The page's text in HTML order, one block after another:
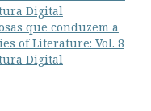
Digital
que conduzem a
of Literature: Vol. 8
Digital